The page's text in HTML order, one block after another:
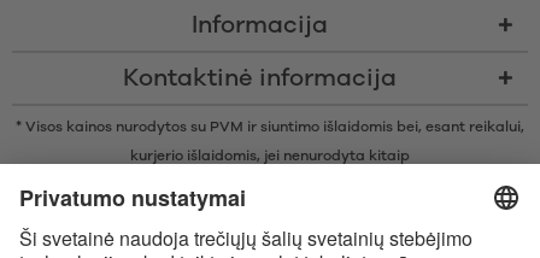
Informacija
Kontaktinė informacija
* Visos kainos nurodytos su PVM ir siuntimo išlaidomis bei, esant reikalui,
kurjerio išlaidomis, jei nenurodyta kitaip
* Žodinis prekių ženklas Bluetooth® ir logotipai yra registruoti „Bluetooth
SIG, Inc.“ prekių ženklai ir bet koks tokių prekių ženklų naudojimas
įmonėje „Satisfyer GmbH“ yra licencijuotas.